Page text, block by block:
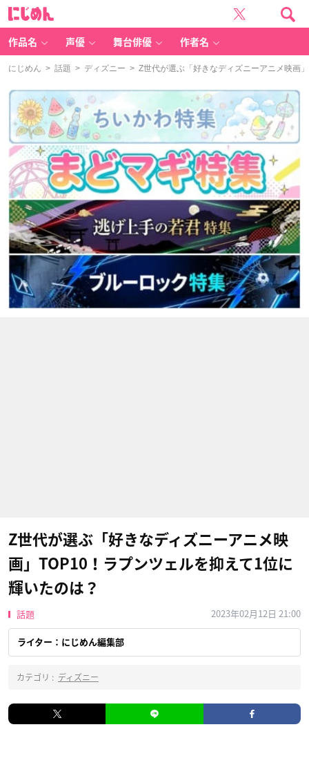
作品名 声優 舞台俳優 作者名
にじめん > 話題 > ディズニー > Z世代が選ぶ「好きなディズニーアニメ映画
Z世代が選ぶ「好きなディズニーアニメ映
画」TOP10！ラプンツェルを抑えて1位に
輝いたのは？
話題 2023年02月12日 21:00
ライター：にじめん編集部
カテゴリ : ディズニー